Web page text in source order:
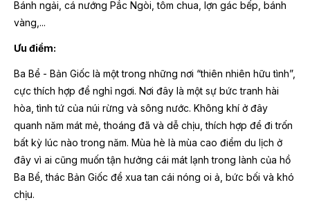
Bánh ngải, cá nướng Pắc Ngòi, tôm chua, lợn gác bếp, bánh
vàng,...
Ưu điểm:
Ba Bể - Bản Giốc là một trong những nơi “thiên nhiên hữu tình”,
cực thích hợp để nghỉ ngơi. Nơi đây là một sự bức tranh hài
hòa, tình tứ của núi rừng và sông nước. Không khí ở đây
quanh năm mát mẻ, thoáng đã và dễ chịu, thích hợp để đi trốn
bất kỳ lúc nào trong năm. Mùa hè là mùa cao điểm du lịch ở
đây vì ai cũng muốn tận hưởng cái mát lạnh trong lành của hồ
Ba Bể, thác Bản Giốc để xua tan cái nóng oi ả, bức bối và khó
chịu.